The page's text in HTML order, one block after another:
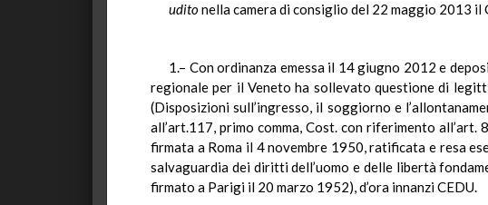
uditonella camera di consiglio del 22 maggio 2013
1.– Con ordinanza emessa il 14 giugno 2012 e
regionale per il Veneto ha sollevato questione di
(Disposizioni sull’ingresso, il soggiorno e
all’art.117, primo comma, Cost. con riferimento
firmata a Roma il 4 novembre 1950, ratificata e resa
salvaguardia dei diritti dell’uomo e delle libertà
firmato a Parigi il 20 marzo 1952), d’ora innanzi CEDU.